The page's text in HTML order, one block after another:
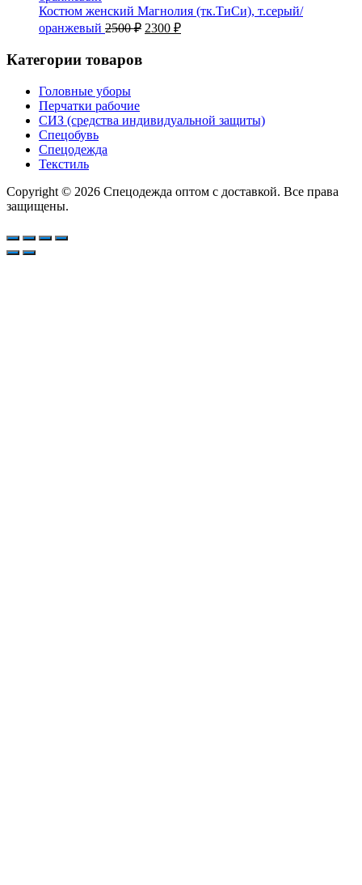
2050 ₽.
Костюм женский Магнолия (тк.ТиСи), т.серый/
оранжевый 2500₽ Первоначальная
2300 ₽Текущая
Категории товаров
Головные уборы
Перчатки рабочие
СИЗ (средства индивидуальной защиты)
Спецобувь
Спецодежда
Текстиль
Copyright © 2026 Спецодежда оптом с доставкой. Все права
защищены.